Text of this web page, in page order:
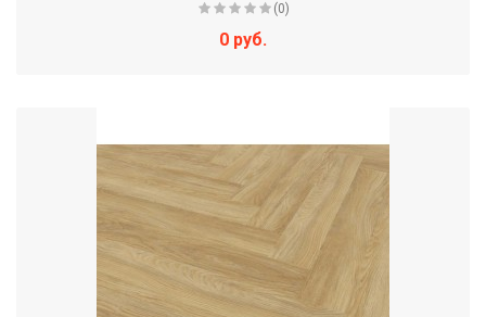
(0)
0 руб.